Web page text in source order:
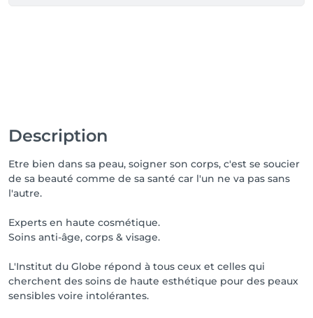
Description
Etre bien dans sa peau, soigner son corps, c'est se soucier
de sa beauté comme de sa santé car l'un ne va pas sans
l'autre.
Experts en haute cosmétique.
Soins anti-âge, corps & visage.
L'Institut du Globe répond à tous ceux et celles qui
cherchent des soins de haute esthétique pour des peaux
sensibles voire intolérantes.